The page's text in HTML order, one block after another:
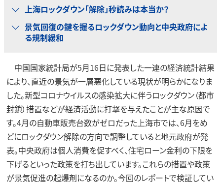
上海ロックダウン「解除」秒読みは本当か？
景気回復の鍵を握るロックダウン動向と中央政府によ
る規制緩和
中国国家統計局が5月16日に発表した一連の経済統計結果
により、直近の景気が一層悪化している現状が明らかになりま
した。新型コロナウイルスの感染拡大に伴うロックダウン（都市
封鎖）措置などが経済活動に打撃を与えたことが主な原因で
す。4月の自動車販売台数がゼロだった上海市では、6月をめ
どにロックダウン解除の方向で調整していると地元政府が発
表。中央政府は個人消費を促すべく、住宅ローン金利の下限を
下げるといった政策を打ち出しています。これらの措置や政策
が景気促進の起爆剤になるのか。今回のレポートで検証してい